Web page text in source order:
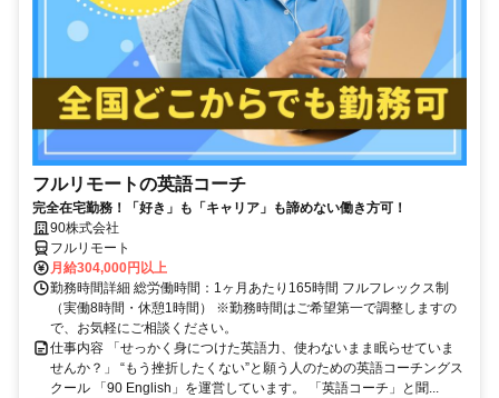
フルリモートの英語コーチ
完全在宅勤務！「好き」も「キャリア」も諦めない働き方可！
90株式会社
フルリモート
月給304,000円以上
勤務時間詳細 総労働時間：1ヶ月あたり165時間 フルフレックス制
（実働8時間・休憩1時間） ※勤務時間はご希望第一で調整しますの
で、お気軽にご相談ください。
仕事内容 「せっかく身につけた英語力、使わないまま眠らせていま
せんか？」 “もう挫折したくない”と願う人のための英語コーチングス
クール 「90 English」を運営しています。 「英語コーチ」と聞...